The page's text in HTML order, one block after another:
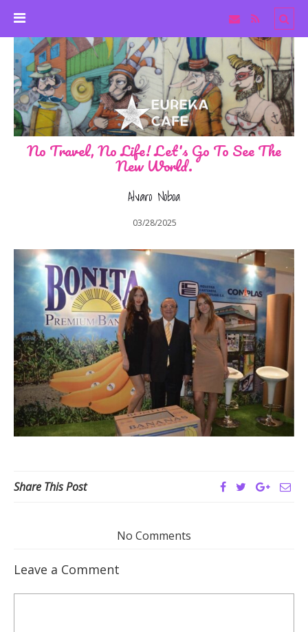
No Travel, No Life! Let's Go To See The
New World.
Alvaro Noboa
03/28/2025
Share This Post
No Comments
Leave a Comment